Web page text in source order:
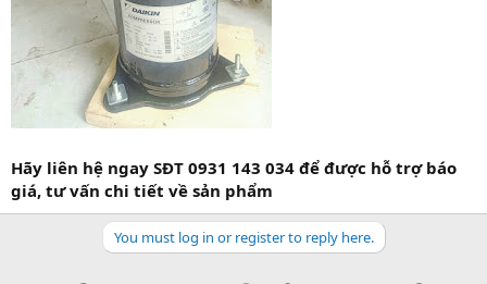
Hãy liên hệ ngay SĐT 0931 143 034 để được hỗ trợ báo
giá, tư vấn chi tiết về sản phẩm
You must log in or register to reply here.